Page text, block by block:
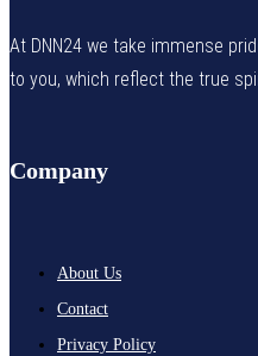
At DNN24 we take immense
to you, which reflect the true
Company
About Us
Contact
Privacy Policy